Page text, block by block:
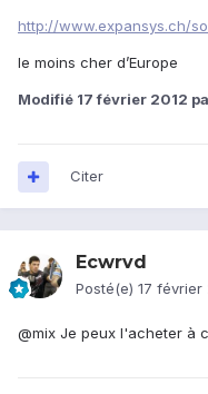
http://www.expansys.ch/
le moins cher d’Europe
Modifié 17 février 2012
Citer
Ecwrvd
Posté(e) 17 février
@mix Je peux l'acheter à